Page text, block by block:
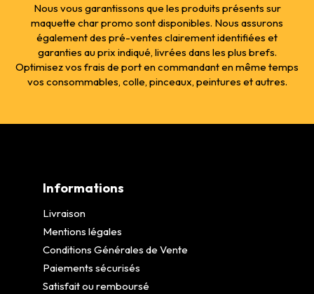
Nous vous garantissons que les produits présents sur
maquette char promo sont disponibles. Nous assurons
également des pré-ventes clairement identifiées et
garanties au prix indiqué, livrées dans les plus brefs.
Optimisez vos frais de port en commandant en même temps
vos consommables, colle, pinceaux, peintures et autres.
Informations
Livraison
Mentions légales
Conditions Générales de Vente
Paiements sécurisés
Satisfait ou remboursé